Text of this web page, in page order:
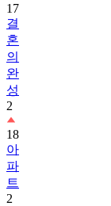
17
결
혼
의
완
성
2
18
아
파
트
2